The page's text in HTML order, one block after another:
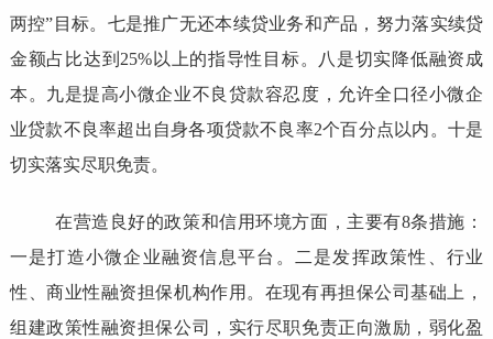
两控”目标。七是推广无还本续贷业务和产品，努力落实续贷
金额占比达到25%以上的指导性目标。八是切实降低融资成
本。九是提高小微企业不良贷款容忍度，允许全口径小微企
业贷款不良率超出自身各项贷款不良率2个百分点以内。十是
切实落实尽职免责。
在营造良好的政策和信用环境方面，主要有8条措施：
一是打造小微企业融资信息平台。二是发挥政策性、行业
性、商业性融资担保机构作用。在现有再担保公司基础上，
组建政策性融资担保公司，实行尽职免责正向激励，弱化盈